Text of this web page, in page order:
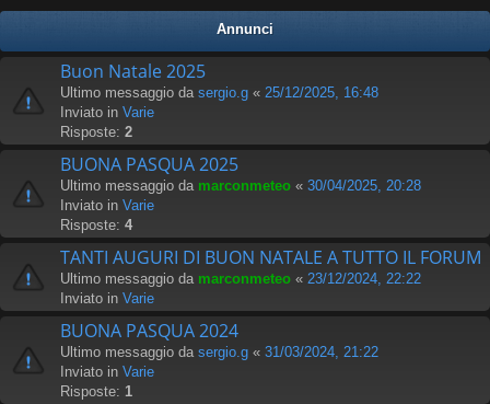
Annunci
Buon Natale 2025
Ultimo messaggio da sergio.g « 25/12/2025, 16:48
Inviato in Varie
Risposte: 2
BUONA PASQUA 2025
Ultimo messaggio da marconmeteo « 30/04/2025, 20:28
Inviato in Varie
Risposte: 4
TANTI AUGURI DI BUON NATALE A TUTTO IL FORUM
Ultimo messaggio da marconmeteo « 23/12/2024, 22:22
Inviato in Varie
BUONA PASQUA 2024
Ultimo messaggio da sergio.g « 31/03/2024, 21:22
Inviato in Varie
Risposte: 1